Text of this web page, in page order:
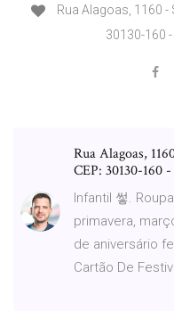
Rua Alagoas, 1160 -
30130-160
Rua Alagoas,
CEP: 30130-160
Infantil 쎃.
primavera,
de aniversário
Cartão De